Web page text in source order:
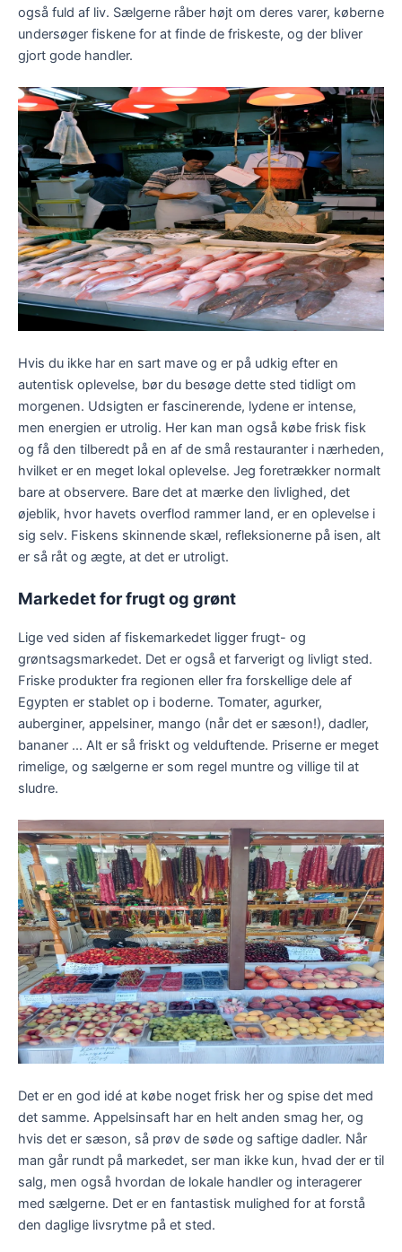
også fuld af liv. Sælgerne råber højt om deres varer, køberne
undersøger fiskene for at finde de friskeste, og der bliver
gjort gode handler.
Hvis du ikke har en sart mave og er på udkig efter en
autentisk oplevelse, bør du besøge dette sted tidligt om
morgenen. Udsigten er fascinerende, lydene er intense,
men energien er utrolig. Her kan man også købe frisk fisk
og få den tilberedt på en af de små restauranter i nærheden,
hvilket er en meget lokal oplevelse. Jeg foretrækker normalt
bare at observere. Bare det at mærke den livlighed, det
øjeblik, hvor havets overflod rammer land, er en oplevelse i
sig selv. Fiskens skinnende skæl, refleksionerne på isen, alt
er så råt og ægte, at det er utroligt.
Markedet for frugt og grønt
Lige ved siden af fiskemarkedet ligger frugt- og
grøntsagsmarkedet. Det er også et farverigt og livligt sted.
Friske produkter fra regionen eller fra forskellige dele af
Egypten er stablet op i boderne. Tomater, agurker,
auberginer, appelsiner, mango (når det er sæson!), dadler,
bananer ... Alt er så friskt og velduftende. Priserne er meget
rimelige, og sælgerne er som regel muntre og villige til at
sludre.
Det er en god idé at købe noget frisk her og spise det med
det samme. Appelsinsaft har en helt anden smag her, og
hvis det er sæson, så prøv de søde og saftige dadler. Når
man går rundt på markedet, ser man ikke kun, hvad der er til
salg, men også hvordan de lokale handler og interagerer
med sælgerne. Det er en fantastisk mulighed for at forstå
den daglige livsrytme på et sted.